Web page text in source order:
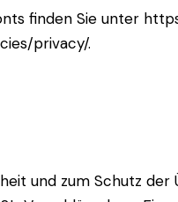
finden Sie unter
privacy/.
und zum Schutz